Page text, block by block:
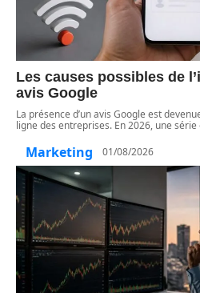
Les causes possibles de
avis Google
La présence d’un avis Google est
ligne des entreprises. En 2026, une
Marketing 01/08/2026